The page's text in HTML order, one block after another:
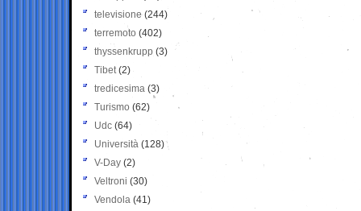
televisione(244)
terremoto (402)
thyssenkrupp (3)
Tibet(2)
tredicesima (3)
Turismo (62)
Udc (64)
Università (128)
V-Day (2)
Veltroni (30)
Vendola (41)